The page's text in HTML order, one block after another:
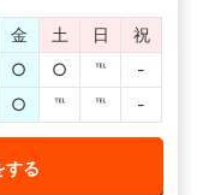
金 土 日
祝
○ ○ ℡
-
○ ℡ ℡ -
する